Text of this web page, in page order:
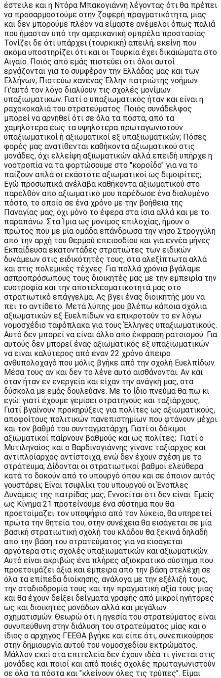
έστειλε και η Ντόρα Μπακογιάννη λέγοντας ότι θα πρέπει
να προσαρμοστούμε στην ζοφερή πραγματικότητα, μιας
και δεν μπορούμε πλέον να είμαστε ανέμελοι όπως παλιά
που ήμασταν υπό την αμερικανική ομπρέλα προστασίας.
Τονίζει δε ότι υπάρχει (τουρκική) απειλή, εκείνη που
ακόμα υποστηρίζει ότι και οι Τουρκία έχει δικαιώματα στο
Αιγαίο. Ποιός από εμάς πιστεύει ότι όλοι αυτοί
εργάζονται για το συμφέρον την Ελλάδας μας και των
Ελλήνων; Πιστεύω κανένας Έλλην πατριώτης νοήμων.
Γι'αυτό τον λόγο διαλύουν τις σχολές μονίμων
υπαξιωματικών. Γιατί ο υπαξιωματικός ήταν και είναι η
ραχοκοκαλιά του στρατεύματος. Ποιός συνάδελφος
μπορεί να αρνηθεί ότι σε όλα τα πόστα, από τα
χαμηλότερα έως τα υψηλότερα πρωταγωνιστούν
υπαξιωματικοί ή αξιωματικοί εξ υπαξιωματικών; Πόσες
φορές μας ανατίθενται καθήκοντα αξιωματικού στις
μονάδες, όχι ελλείψη αξιωματικών αλλά επειδή υπήρχε η
νοοτροπία να τα φορτώσουμε στο "κοροΐδο" για να το
παίζουν απλά οι εκάστοτε αξιωματικοί ως διμοιρίτες;
Εγώ προσωπικά ανέλαβα καθήκοντα αξιωματικού στο
παρελθόν από αξιωματικό μου παρέδωσε ένα διαλυμένο
πόστο, το οποίο σε ένα χρόνο με την βοήθεια της
Παναγίας μας, όχι μόνο το έφερα στα ίσια αλλά και με το
παραπάνω. Στα Ίμια ως μόνιμος επιλοχίας, ήμουν ο
πρώτος που με μία ομάδα επάνδρωσα την νησο Στρογγύλη
από την αρχή του θερμού επεισοδίου και για εννέα μήνες.
Εκπαίδευσα εκατοντάδες στρατιώτες των ειδικών
δυνάμεων στις ειδικότητές τους, στα αλεξίπτωτα αλλά
και στις πολεμικές τέχνες. Για πολλά χρόνια βγάλαμε
ασπροπρόσωπους τους διοικητές μας με την εμπειρία την
ευστροφία και την αποτελεσματικότητά μας στο
στρατιωτικό επάγγελμα. Ας βγει ένας διοικητής μου να
πει το αντίθετο. Μετά λύπης μου βλέπω κάποια σχόλια
αξιωματικών εξ Ευελπίδων να επικροτούν το εν λόγω
νομοσχέδιο ταφόπλακα για τους Έλληνες υπαξιωματικούς.
Αυτό δεν μπορεί να είναι άλλο από έκφραση ρατσισμού. Για
αυτούς δεν μπορεί ένας αξιωματικός εξ υπαξιωματικών
να είναι καλύτερος από έναν 22 χρόνο άπειρο
ανθυπολοχαγό που μόλις βγήκε από την σχολή Ευελπίδων.
Μέσα τους αν και δεν το λένε αυτό αισθάνονται. Αν και
όταν ήταν εν ενεργεία και είχαν την ανάγκη μας, στα
δύσκολα με εμάς δουλεύανε. Με το ίδιο πνεύμα θα πω κι
εγώ: γιατί έχουμε γεμίσει στρατηγούς και ταξιάρχους;
Γιατί βγαίνουν προκηρύξεις για πολίτες ως αξιωματικούς,
αποφοίτους πολιτικών πανεπιστημίων που φτάνουν μέχρι
και τον βαθμό του συνταγματάρχη; Γιατί οι δόκιμοι
αξιωματικοί παίρνουν βαθμούς και ως πολίτες; Γιατί ο
Μυτιληναίος και ο Βαρδινογιάννης γίνανε ταξίαρχος και
αντιπλοίαρχος αντίστοιχα, ενώ δεν έχουν σχέση με το
στράτευμα; Δίδονται οι στρατιωτικοί βαθμοί ελεύθερα
κατά το δοκούν από το υπουργό όπου και σε όποιον αυτός
γουστάρει; Είναι τσιφλίκι του υπουργού οι Ένοπλες
Δυνάμεις της πατρίδας μας; Εννοείται ότι δεν είναι. Εμείς
ως Κίνημα 21 προτείνουμε ένα σύστημα που θα
προετοίμαζει τον υποψήφιο από τον λύκειο, θα υπηρετεί
πρώτα την θητεία του, στην συνέχεια θα εισάγεται σε μία
βασική στρατιωτική σχολή του κλάδου θα ξεκινά δηλαδή
από την βάση του στρατεύματος για να εισάγεται
αργότερα στις σχολές υπαξιωματικών και αξιωματικών.
Αυτό είναι ακριβώς ένα πλήρες αξιοκρατικό σύστημα που
προετοιμάζει άξια και έμπειρα από την βάση στελέχη σε
όλα τα επίπεδα διοίκησης, ανάλογα με την εξέλιξή τους,
την σταδιοδρομία τους και την πραγματική αξία τους μιας
και θα έχουν δείξει δείγματα γραφής από μικροί ηγήτορες
ως και διοικητές μονάδων αλλά και μεγάλων
σχηματισμών. Θεωρώ ότι η ηγεσία του στρατεύματος είναι
συνυπεύθυνη στην διάλυση του στρατεύματος μίας και ο
ίδιος ο αρχηγός ΓΕΕΘΑ βγήκε και είπε ότι, συνεπικούρησε
στην δημιουργία αυτού του νομοσχεδίου εκτρώματος.
Μάλλον εκεί στα επιτελεία δεν έχουν ιδέα τι γίνεται στις
μονάδες και ποιοί και από ποιές σχολές πρωταγωνιστούν
σε όλα τα πόστα και "κλείνουν όλες τις τρύπες". Είμαι